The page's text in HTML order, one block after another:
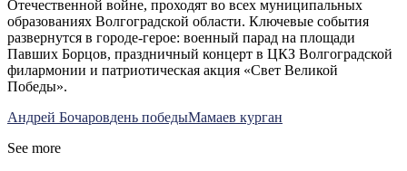
Отечественной войне, проходят во всех муниципальных
образованиях Волгоградской области. Ключевые события
развернутся в городе-герое: военный парад на площади
Павших Борцов, праздничный концерт в ЦКЗ Волгоградской
филармонии и патриотическая акция «Свет Великой
Победы».
Андрей Бочаровдень победыМамаев курган
See more